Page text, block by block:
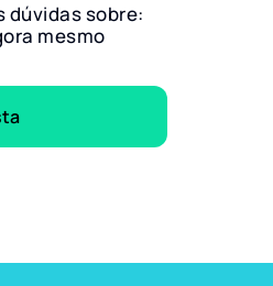
dúvidas sobre:
mesmo